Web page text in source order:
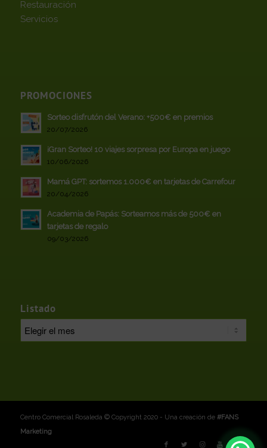
Restauración
Servicios
PROMOCIONES
Sorteo disfrutón del Verano: +500€ en premios
20/07/2026
¡Gran Sorteo! 10 viajes sorpresa por Europa en juego
10/06/2026
Mamá GPT: sortemos 1.000€ en tarjetas de Carrefour
20/04/2026
Academia de Papás: Sorteamos más de 500€ en
tarjetas de regalo
09/03/2026
Listado
Centro Comercial Rosaleda © Copyright 2020 - Una creación de #FANS
Marketing